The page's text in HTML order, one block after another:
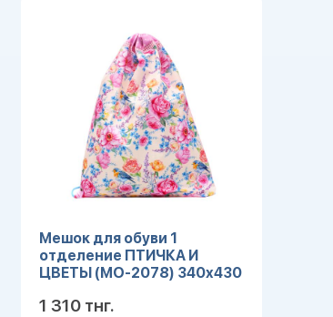
Мешок для обуви 1
отделение ПТИЧКА И
ЦВЕТЫ (МО-2078) 340х430
1 310 тнг.